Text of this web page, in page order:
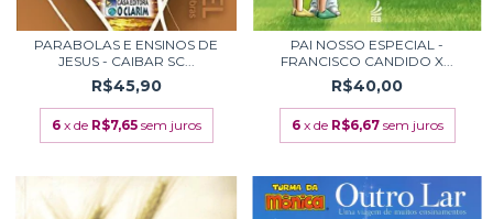
PARABOLAS E ENSINOS DE
JESUS - CAIBAR SC...
R$45,90
6 x de R$7,65 sem juros
PAI NOSSO ESPECIAL -
FRANCISCO CANDIDO X...
R$40,00
6 x de R$6,67 sem juros